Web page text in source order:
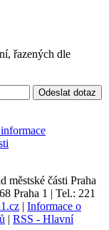
řazených dle
Odeslat dotaz
městské části Praha
Praha 1 | Tel.: 221
| Informace o
| RSS - Hlavní